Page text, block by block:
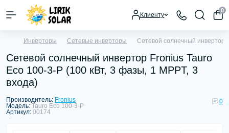
Клиенту
0
Инверторы Сетевые инверторы Сетевой солнечный инвертор
Сетевой солнечный инвертор Fronius Tauro
Eco 100-3-P (100 кВт, 3 фазы, 1 MPPT, 3
входа)
Производитель: Fronius
Модель: Tauro Eco 100-3-P
Артикул: 00174
0